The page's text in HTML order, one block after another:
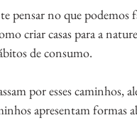
pensar no que podemos
criar casas para a
de consumo.
por esses caminhos,
apresentam formas